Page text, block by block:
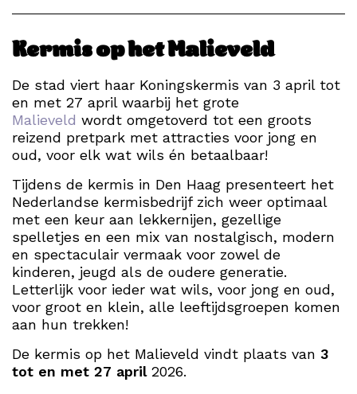
Kermis op het Malieveld
De stad viert haar Koningskermis van 3 april tot
en met 27 april waarbij het grote
Malieveld wordt omgetoverd tot een groots
reizend pretpark met attracties voor jong en
oud, voor elk wat wils én betaalbaar!
Tijdens de kermis in Den Haag presenteert het
Nederlandse kermisbedrijf zich weer optimaal
met een keur aan lekkernijen, gezellige
spelletjes en een mix van nostalgisch, modern
en spectaculair vermaak voor zowel de
kinderen, jeugd als de oudere generatie.
Letterlijk voor ieder wat wils, voor jong en oud,
voor groot en klein, alle leeftijdsgroepen komen
aan hun trekken!
De kermis op het Malieveld vindt plaats van 3
tot en met 27 april2026.